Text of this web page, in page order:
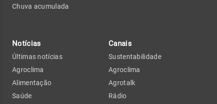
Chuva acumulada
Notícias
Últimas notícias
Agroclima
Alimentação
Saúde
Canais
Sustentabilidade
Agroclima
Agrotalk
Rádio